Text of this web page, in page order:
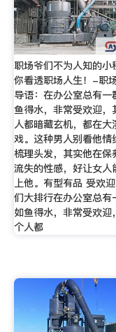
职场爷们不为人知的小
你看透职场人生！-职
导语：在办公室总有一
鱼得水，非常受欢迎，
人都暗藏玄机，都在大
戏。这种男人别看他情
梳理头发，其实他在保
流失的性感，好让女人
上他。有型有品 受欢
们大排行在办公室总有
如鱼得水，非常受欢迎
个人都